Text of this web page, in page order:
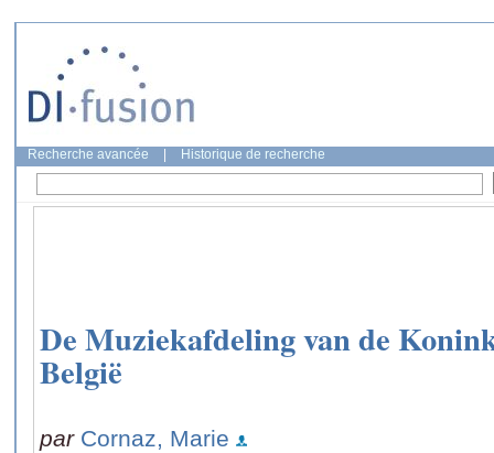
Recherche avancée Historique de recherche
De Muziekafdeling van de
België
par Cornaz, Marie